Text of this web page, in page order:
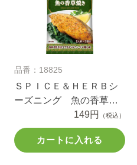
品番：18825
ＳＰＩＣＥ＆ＨＥＲＢシ
ーズニング 魚の香草焼
149円 （税込）
カートに入れる